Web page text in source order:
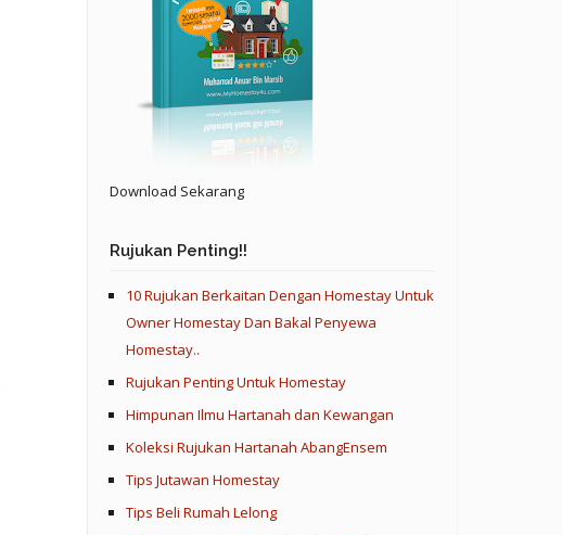
Download Sekarang
Rujukan Penting!!
10 Rujukan Berkaitan Dengan Homestay Untuk
Owner Homestay Dan Bakal Penyewa
Homestay..
Rujukan Penting Untuk Homestay
Himpunan Ilmu Hartanah dan Kewangan
Koleksi Rujukan Hartanah AbangEnsem
Tips Jutawan Homestay
Tips Beli Rumah Lelong